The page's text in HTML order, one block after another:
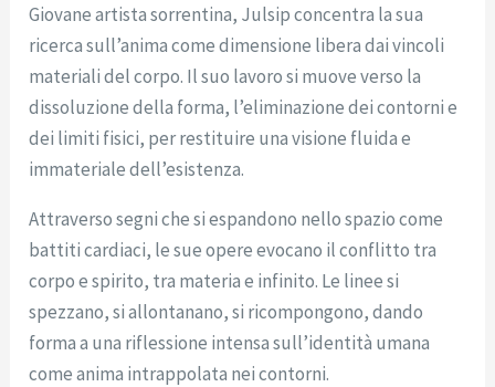
Giovane artista sorrentina, Julsip concentra la sua
ricerca sull’anima come dimensione libera dai vincoli
materiali del corpo. Il suo lavoro si muove verso la
dissoluzione della forma, l’eliminazione dei contorni e
dei limiti fisici, per restituire una visione fluida e
immateriale dell’esistenza.
Attraverso segni che si espandono nello spazio come
battiti cardiaci, le sue opere evocano il conflitto tra
corpo e spirito, tra materia e infinito. Le linee si
spezzano, si allontanano, si ricompongono, dando
forma a una riflessione intensa sull’identità umana
come anima intrappolata nei contorni.